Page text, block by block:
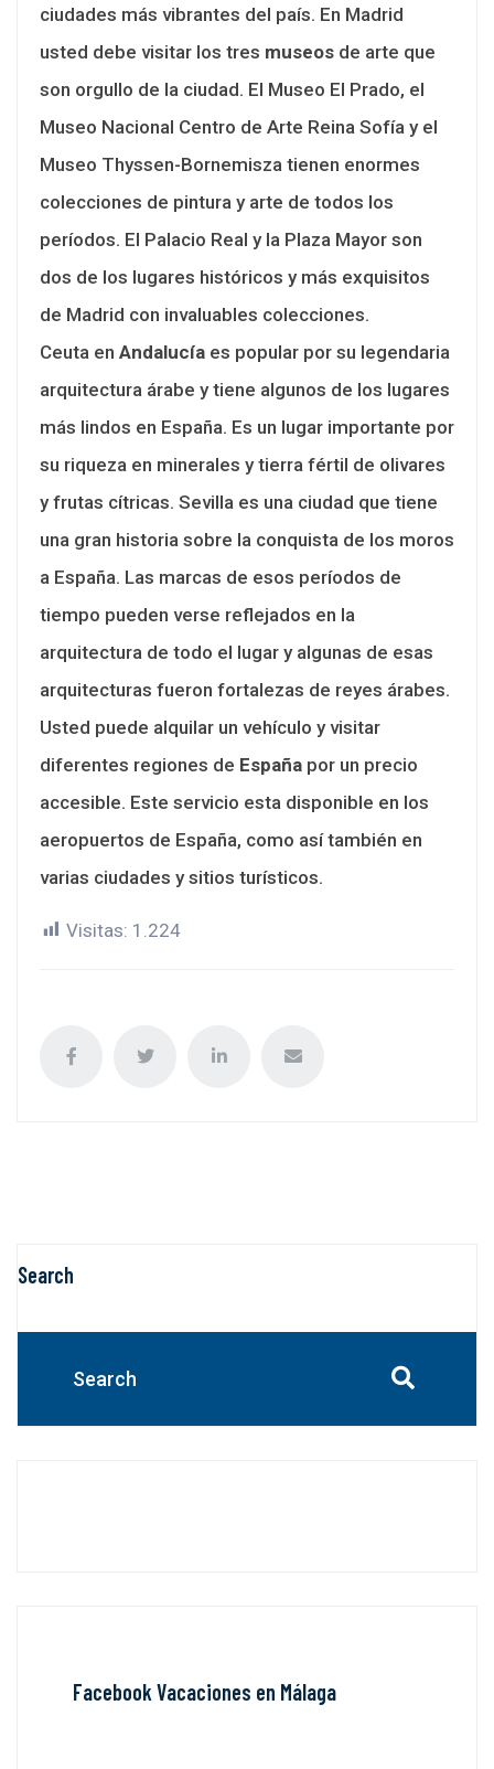
ciudades más vibrantes del país. En Madrid
usted debe visitar los tres museos de arte que
son orgullo de la ciudad. El Museo El Prado, el
Museo Nacional Centro de Arte Reina Sofía y el
Museo Thyssen-Bornemisza tienen enormes
colecciones de pintura y arte de todos los
períodos. El Palacio Real y la Plaza Mayor son
dos de los lugares históricos y más exquisitos
de Madrid con invaluables colecciones.
Ceuta en Andalucía es popular por su legendaria
arquitectura árabe y tiene algunos de los lugares
más lindos en España. Es un lugar importante por
su riqueza en minerales y tierra fértil de olivares
y frutas cítricas. Sevilla es una ciudad que tiene
una gran historia sobre la conquista de los moros
a España. Las marcas de esos períodos de
tiempo pueden verse reflejados en la
arquitectura de todo el lugar y algunas de esas
arquitecturas fueron fortalezas de reyes árabes.
Usted puede alquilar un vehículo y visitar
diferentes regiones de España por un precio
accesible. Este servicio esta disponible en los
aeropuertos de España, como así también en
varias ciudades y sitios turísticos.
Visitas: 1.224
Search
Facebook Vacaciones en Málaga